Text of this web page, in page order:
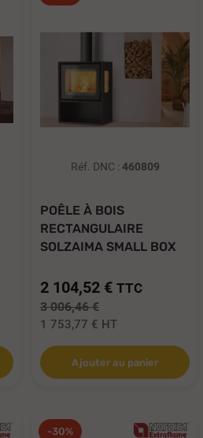
Réf. DNC : 460809
POÊLE À BOIS
RECTANGULAIRE
SOLZAIMA SMALL BOX
2 104,52 € TTC
3 006,46 €
1 753,77 € HT
Ajouter au panier
-30%